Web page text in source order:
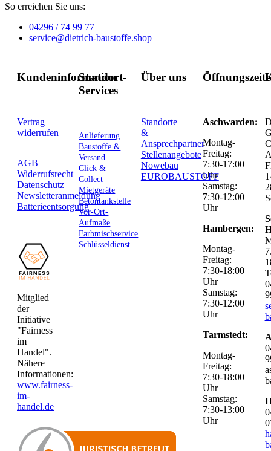
So erreichen Sie uns:
04296 / 74 99 77
service@dietrich-baustoffe.shop
Kundeninformation
Vertrag
widerrufen
AGB
Widerrufsrecht
Datenschutz
Newsletteranmeldung
Batterieentsorgung
Mitglied
der
Initiative
"Fairness
im
Handel".
Nähere
Informationen:
www.fairness-
im-
handel.de
Standort-
Services
Anlieferung
Baustoffe &
Versand
Click &
Collect
Mietgeräte
Betontankstelle
Vor-Ort-
Aufmaße
Farbmischservice
Schlüsseldienst
Über uns
Standorte
&
Ansprechpartner
Stellenangebote
Nowebau
EUROBAUSTOFF
Aschwarden:
Montag-
Freitag:
7:30-17:00
Uhr
Samstag:
7:30-12:00
Uhr
Hambergen:
Montag-
Freitag:
7:30-18:00
Uhr
Samstag:
7:30-12:00
Uhr
Tarmstedt:
Montag-
Freitag:
7:30-18:00
Uhr
Samstag:
7:30-13:00
Uhr